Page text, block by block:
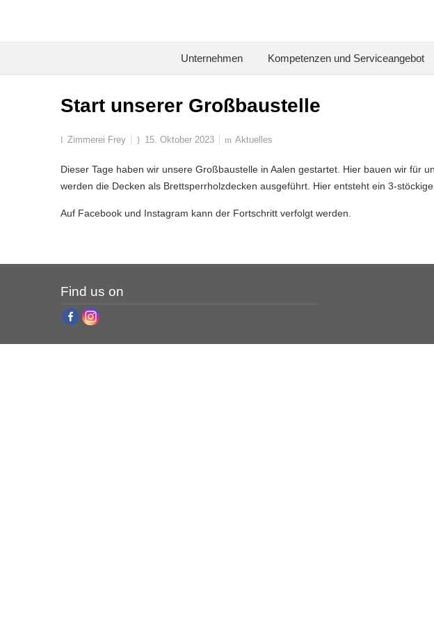
Unternehmen Kompetenzen und Serviceangebot
Start unserer Großbaustelle
Zimmerei Frey 15. Oktober 2023 Aktuelles
Dieser Tage haben wir unsere Großbaustelle in Aalen gestartet. Hier bauen wir für
werden die Decken als Brettsperrholzdecken ausgeführt. Hier entsteht ein 3-
Auf Facebook und Instagram kann der Fortschritt verfolgt werden.
Find us on